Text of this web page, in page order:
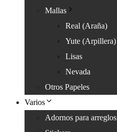
Mallas
Real (Araña)
Yute (Arpillera)
Lisas
Nevada
Otros Papeles
Varios
Adornos para arreglos